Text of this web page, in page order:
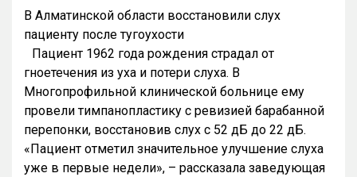
В Алматинской области восстановили слух
пациенту после тугоухости
Пациент 1962 года рождения страдал от
гноетечения из уха и потери слуха. В
Многопрофильной клинической больнице ему
провели тимпанопластику с ревизией барабанной
перепонки, восстановив слух с 52 дБ до 22 дБ.
«Пациент отметил значительное улучшение слуха
уже в первые недели», – рассказала заведующая